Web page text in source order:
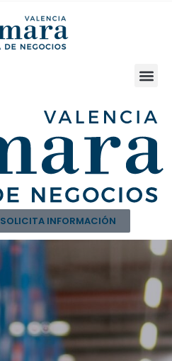
SOLICITA INFORMACIÓN